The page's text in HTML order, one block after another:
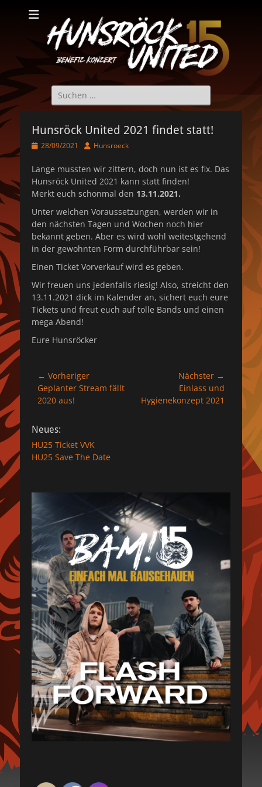
Hunsröck United
Hunsröck United 2025
Suche
nach:
Hunsröck United 2021 findet statt!
Veröffentlicht
28/09/2021 AutorHunsroeck
Lange mussten wir zittern, doch nun ist es fix. Das
Hunsröck United 2021 kann statt finden!
Merkt euch schonmal den 13.11.2021.
Unter welchen Voraussetzungen, werden wir in
den nächsten Tagen und Wochen noch hier
bekannt geben. Aber es wird wohl weitestgehend
in der gewohnten Form durchführbar sein!
Einen Ticket Vorverkauf wird es geben.
Wir freuen uns jedenfalls riesig! Also, streicht den
13.11.2021 dick im Kalender an, sichert euch eure
Tickets und freut euch auf tolle Bands und einen
mega Abend!
Eure Hunsröcker
Beitragsnavigation
← Vorheriger
Vorheriger
Beitrag:
Geplanter Stream fällt
2020 aus!
Nächster →
Beitrag:
Einlass und
Hygienekonzept 2021
Neues:
HU25 Ticket VVK
HU25 Save The Date